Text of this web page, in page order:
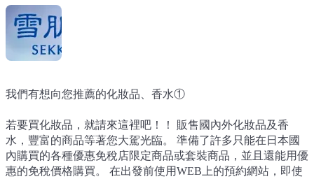
我們有想向您推薦的化妝品、香水①
若要買化妝品，就請來這裡吧！！ 販售國內外化妝品及香
水，豐富的商品等著您大駕光臨。 準備了許多只能在日本國
內購買的各種優惠免稅店限定商品或套裝商品，並且還能用優
惠的免稅價格購買。 在出發前使用WEB上的預約網站，即使
我們有想向您推薦的化妝品、香水①
若要買化妝品，就請來這裡吧！！ 販售國內外化妝品及香
水，豐富的商品等著您大駕光臨。 準備了許多只能在日本國
內購買的各種優惠免稅店限定商品或套裝商品，並且還能用優
惠的免稅價格購買。 在出發前使用WEB上的預約網站，即使
我們有想向您推薦的化妝品、香水①
若要買化妝品，就請來這裡吧！！ 販售國內外化妝品及香
水，豐富的商品等著您大駕光臨。 準備了許多只能在日本國
內購買的各種優惠免稅店限定商品或套裝商品，並且還能用優
惠的免稅價格購買。 在出發前使用WEB上的預約網站，即使